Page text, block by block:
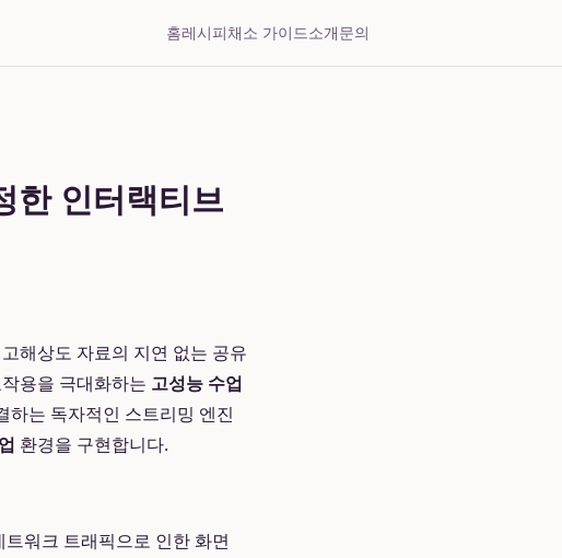
홈레시피채소 가이드소개문의
한 인터랙티브
해상도 자료의 지연 없는 공유
용을 극대화하는 고성능 수업
하는 독자적인 스트리밍 엔진
환경을 구현합니다.
워크 트래픽으로 인한 화면